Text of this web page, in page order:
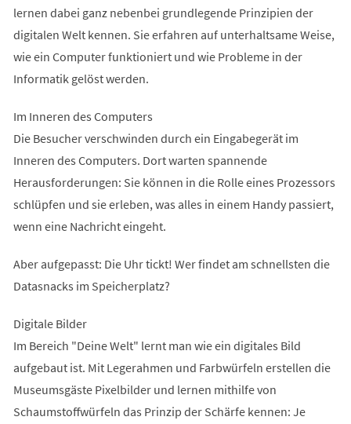
lernen dabei ganz nebenbei grundlegende Prinzipien der
digitalen Welt kennen. Sie erfahren auf unterhaltsame Weise,
wie ein Computer funktioniert und wie Probleme in der
Informatik gelöst werden.
Im Inneren des Computers
Die Besucher verschwinden durch ein Eingabegerät im
Inneren des Computers. Dort warten spannende
Herausforderungen: Sie können in die Rolle eines Prozessors
schlüpfen und sie erleben, was alles in einem Handy passiert,
wenn eine Nachricht eingeht.
Aber aufgepasst: Die Uhr tickt! Wer findet am schnellsten die
Datasnacks im Speicherplatz?
Digitale Bilder
Im Bereich "Deine Welt" lernt man wie ein digitales Bild
aufgebaut ist. Mit Legerahmen und Farbwürfeln erstellen die
Museumsgäste Pixelbilder und lernen mithilfe von
Schaumstoffwürfeln das Prinzip der Schärfe kennen: Je